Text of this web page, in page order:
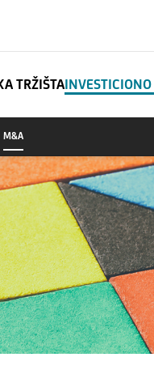
TRŽIŠTA
M&A